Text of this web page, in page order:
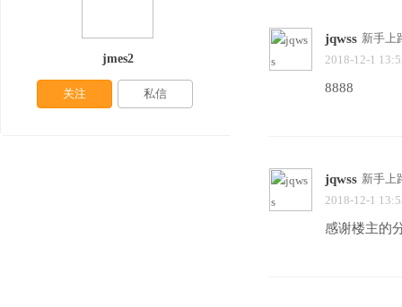
jqwss 新手上
2018-12-1
8888
jqwss 新手上
2018-12-1
感谢楼主的
jmes2
关注 私信